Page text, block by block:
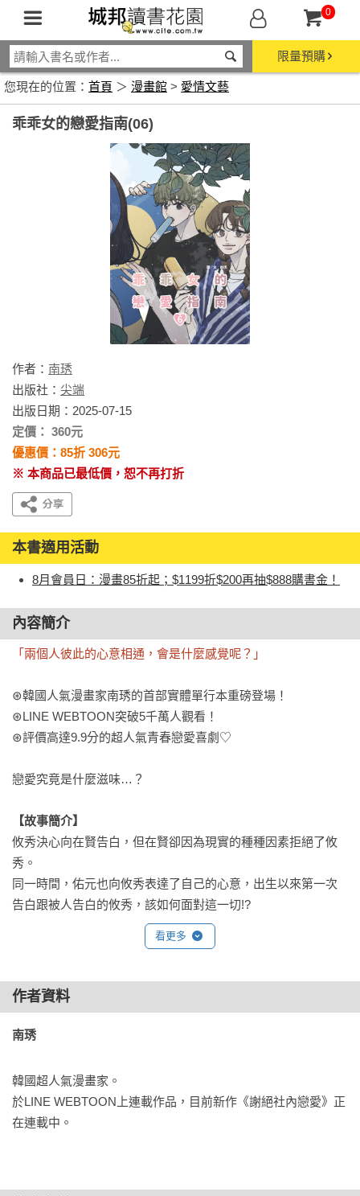
0
限量預購
您現在的位置： 首頁 ＞ 漫畫館 > 愛情文藝
乖乖女的戀愛指南(06)
作者： 南琇
出版社： 尖端
出版日期：2025-07-15
定價： 360元
優惠價：85折 306元
※ 本商品已最低價，恕不再打折
本書適用活動
8月會員日：漫畫85折起；$1199折$200再抽$888購書金！
內容簡介
「兩個人彼此的心意相通，會是什麼感覺呢？」
⊛韓國人氣漫畫家南琇的首部實體單行本重磅登場！
⊛LINE WEBTOON突破5千萬人觀看！
⊛評價高達9.9分的超人氣青春戀愛喜劇♡
戀愛究竟是什麼滋味…？
【故事簡介】
攸秀決心向在賢告白，但在賢卻因為現實的種種因素拒絕了攸
秀。
同一時間，佑元也向攸秀表達了自己的心意，出生以來第一次
告白跟被人告白的攸秀，該如何面對這一切!?
看更多
作者資料
南琇
韓國超人氣漫畫家。
於LINE WEBTOON上連載作品，目前新作《謝絕社內戀愛》正
在連載中。